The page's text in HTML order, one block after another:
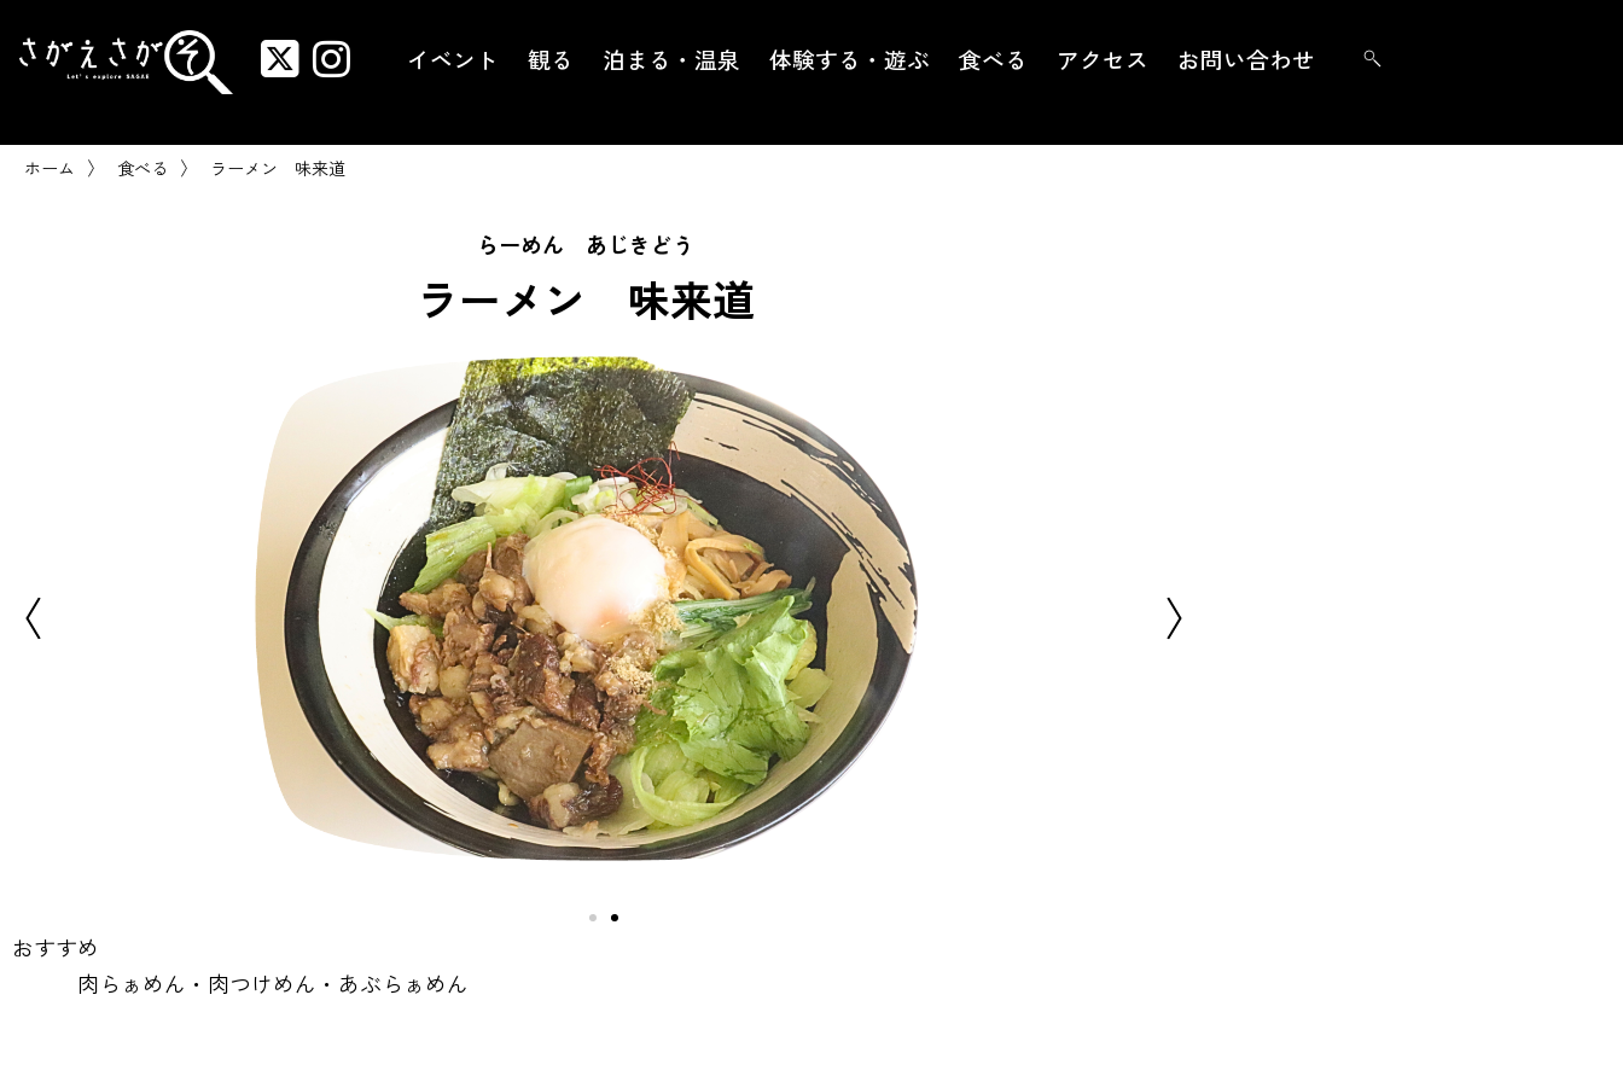
イベント 観る 泊まる・温泉 体験する・遊ぶ 食べる アクセス お問い合わせ
ホーム 〉 食べる 〉 ラーメン 味来道
らーめん あじきどう
ラーメン 味来道
おすすめ
肉らぁめん・肉つけめん・あぶらぁめん